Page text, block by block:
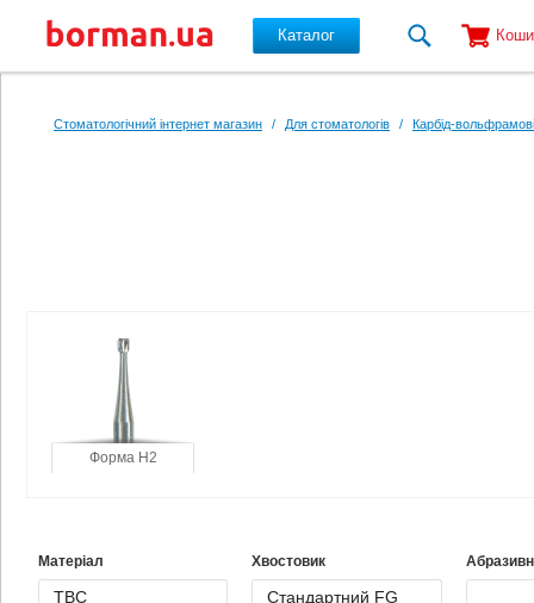
Каталог
Стоматологічний інтернет магазин / Для стоматологів / Карбід-
Форма H2
Матеріал Хвостовик